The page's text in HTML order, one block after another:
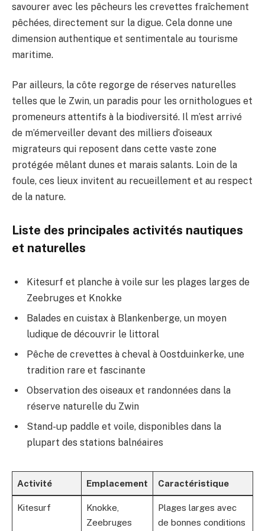
savourer avec les pêcheurs les crevettes fraîchement
pêchées, directement sur la digue. Cela donne une
dimension authentique et sentimentale au tourisme
maritime.
Par ailleurs, la côte regorge de réserves naturelles
telles que le Zwin, un paradis pour les ornithologues et
promeneurs attentifs à la biodiversité. Il m’est arrivé
de m’émerveiller devant des milliers d’oiseaux
migrateurs qui reposent dans cette vaste zone
protégée mêlant dunes et marais salants. Loin de la
foule, ces lieux invitent au recueillement et au respect
de la nature.
Liste des principales activités nautiques
et naturelles
Kitesurf et planche à voile sur les plages larges de
Zeebruges et Knokke
Balades en cuistax à Blankenberge, un moyen
ludique de découvrir le littoral
Pêche de crevettes à cheval à Oostduinkerke, une
tradition rare et fascinante
Observation des oiseaux et randonnées dans la
réserve naturelle du Zwin
Stand-up paddle et voile, disponibles dans la
plupart des stations balnéaires
Activité Emplacement Caractéristique
Kitesurf
Knokke,
Zeebruges
Plages larges avec
de bonnes conditions